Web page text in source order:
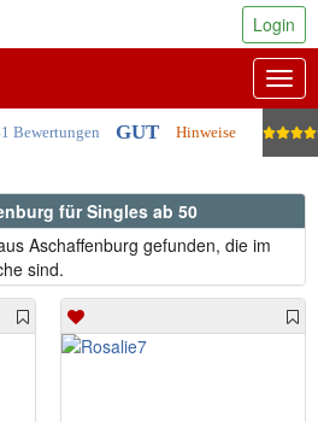
Bewertungen GUT Hinweise
Login
für Singles ab 50
Aschaffenburg gefunden, die im
sind.